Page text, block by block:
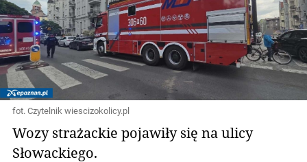
fot. Czytelnik wiescizokolicy.pl
Wozy strażackie pojawiły się na ulicy
Słowackiego.